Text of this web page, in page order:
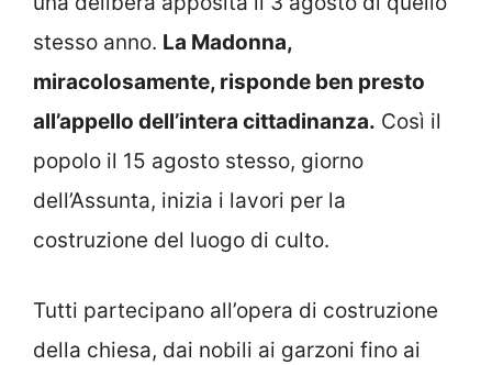
stesso anno. La Madonna,
miracolosamente, risponde ben presto
all’appello dell’intera cittadinanza. Così il
popolo il 15 agosto stesso, giorno
dell’Assunta, inizia i lavori per la
costruzione del luogo di culto.
Tutti partecipano all’opera di costruzione
della chiesa, dai nobili ai garzoni fino ai